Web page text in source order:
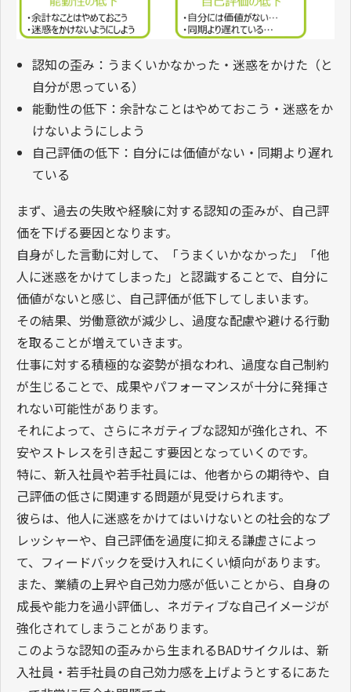
認知の歪み：うまくいかなかった・迷惑をかけた（と
自分が思っている）
能動性の低下：余計なことはやめておこう・迷惑をか
けないようにしよう
自己評価の低下：自分には価値がない・同期より遅れ
ている
まず、過去の失敗や経験に対する認知の歪みが、自己評
価を下げる要因となります。
自身がした言動に対して、「うまくいかなかった」「他
人に迷惑をかけてしまった」と認識することで、自分に
価値がないと感じ、自己評価が低下してしまいます。
その結果、労働意欲が減少し、過度な配慮や避ける行動
を取ることが増えていきます。
仕事に対する積極的な姿勢が損なわれ、過度な自己制約
が生じることで、成果やパフォーマンスが十分に発揮さ
れない可能性があります。
それによって、さらにネガティブな認知が強化され、不
安やストレスを引き起こす要因となっていくのです。
特に、新入社員や若手社員には、他者からの期待や、自
己評価の低さに関連する問題が見受けられます。
彼らは、他人に迷惑をかけてはいけないとの社会的なプ
レッシャーや、自己評価を過度に抑える謙虚さによっ
て、フィードバックを受け入れにくい傾向があります。
また、業績の上昇や自己効力感が低いことから、自身の
成長や能力を過小評価し、ネガティブな自己イメージが
強化されてしまうことがあります。
このような認知の歪みから生まれるBADサイクルは、新
入社員・若手社員の自己効力感を上げようとするにあた